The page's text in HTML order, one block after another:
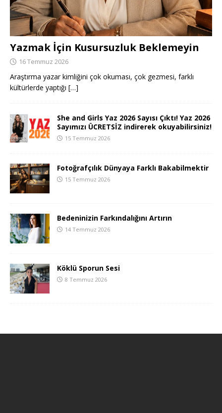
Yazmak İçin Kusursuzluk Beklemeyin
16 Temmuz 2026
Araştırma yazar kimliğini çok okuması, çok gezmesi, farklı
kültürlerde yaptığı […]
She and Girls Yaz 2026 Sayısı Çıktı! Yaz 2026
Sayımızı ÜCRETSİZ indirerek okuyabilirsiniz!
15 Temmuz 2026
Fotoğrafçılık Dünyaya Farklı Bakabilmektir
15 Temmuz 2026
Bedeninizin Farkındalığını Artırın
14 Temmuz 2026
Köklü Sporun Sesi
8 Temmuz 2026